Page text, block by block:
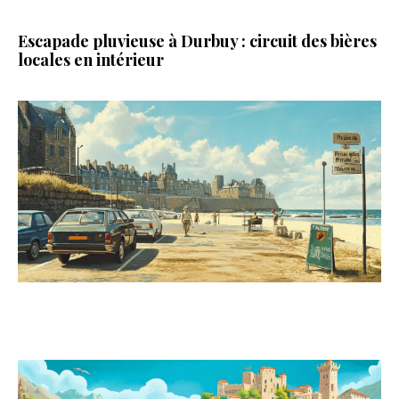
Escapade pluvieuse à Durbuy : circuit des bières
locales en intérieur